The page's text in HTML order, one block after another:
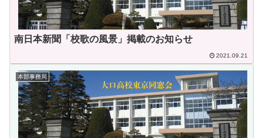
南日本新聞「校歌の風景」掲載のお知らせ
2021.09.21
本部事務局